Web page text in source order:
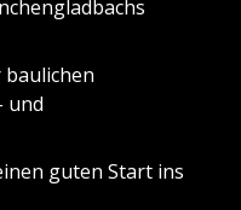
und
guten Start ins